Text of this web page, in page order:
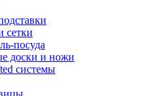
сетки
посуда
доски и ножи
системы